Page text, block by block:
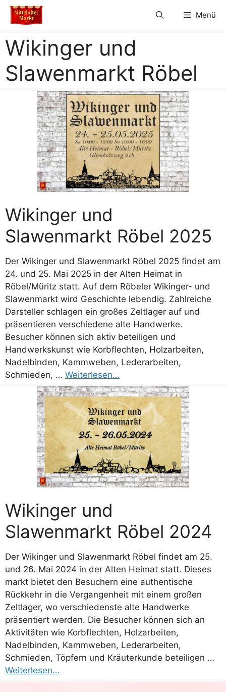
Zum
Inhalt
Menü
Wikinger und
Slawenmarkt Röbel
Wikinger und
Slawenmarkt Röbel 2025
Der Wikinger und Slawenmarkt Röbel 2025 findet am
24. und 25. Mai 2025 in der Alten Heimat in
Röbel/Müritz statt. Auf dem Röbeler Wikinger- und
Slawenmarkt wird Geschichte lebendig. Zahlreiche
Darsteller schlagen ein großes Zeltlager auf und
präsentieren verschiedene alte Handwerke.
Besucher können sich aktiv beteiligen und
Handwerkskunst wie Korbflechten, Holzarbeiten,
Nadelbinden, Kammweben, Lederarbeiten,
Schmieden, … Weiterlesen…
Wikinger und
Slawenmarkt Röbel 2024
Der Wikinger und Slawenmarkt Röbel findet am 25.
und 26. Mai 2024 in der Alten Heimat statt. Dieses
markt bietet den Besuchern eine authentische
Rückkehr in die Vergangenheit mit einem großen
Zeltlager, wo verschiedenste alte Handwerke
präsentiert werden. Die Besucher können sich an
Aktivitäten wie Korbflechten, Holzarbeiten,
Nadelbinden, Kammweben, Lederarbeiten,
Schmieden, Töpfern und Kräuterkunde beteiligen …
Weiterlesen…